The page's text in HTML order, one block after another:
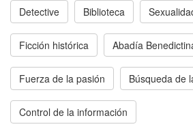
Detective Biblioteca
Ficción histórica Abadía
Fuerza de la pasión Búsqueda de
Control de la información